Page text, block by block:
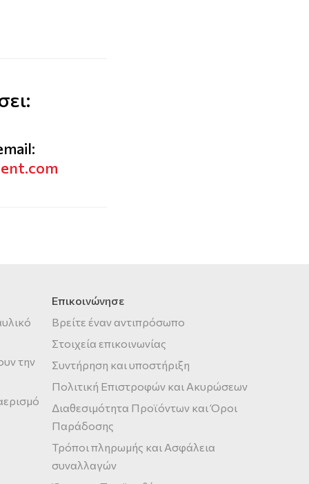
την
Επικοινώνησε
Βρείτε έναν αντιπρόσωπο
Στοιχεία επικοινωνίας
Συντήρηση και υποστήριξη
Πολιτική Επιστροφών και Ακυρώσεων
Διαθεσιμότητα Προϊόντων και Όροι
Παράδοσης
Τρόποι πληρωμής και Ασφάλεια
συναλλαγών